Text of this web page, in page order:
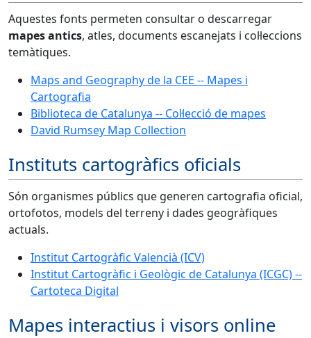
Aquestes fonts permeten consultar o descarregar
mapes antics, atles, documents escanejats i col·leccions
temàtiques.
Maps and Geography de la CEE -- Mapes i
Cartografia
Biblioteca de Catalunya -- Col·lecció de mapes
David Rumsey Map Collection
Instituts cartogràfics oficials
Són organismes públics que generen cartografia oficial,
ortofotos, models del terreny i dades geogràfiques
actuals.
Institut Cartogràfic Valencià (ICV)
Institut Cartogràfic i Geològic de Catalunya (ICGC) --
Cartoteca Digital
Mapes interactius i visors online